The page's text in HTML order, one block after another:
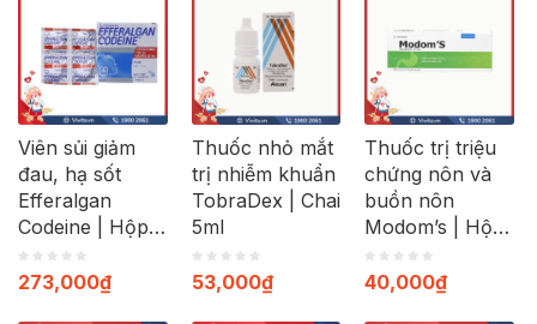
Viên sủi giảm
đau, hạ sốt
Efferalgan
Codeine | Hộp
40 viên
273,000₫
Thuốc nhỏ mắt
trị nhiễm khuẩn
TobraDex | Chai
5ml
53,000₫
Thuốc trị triệu
chứng nôn và
buồn nôn
Modom’s | Hộp
100 viên
40,000₫